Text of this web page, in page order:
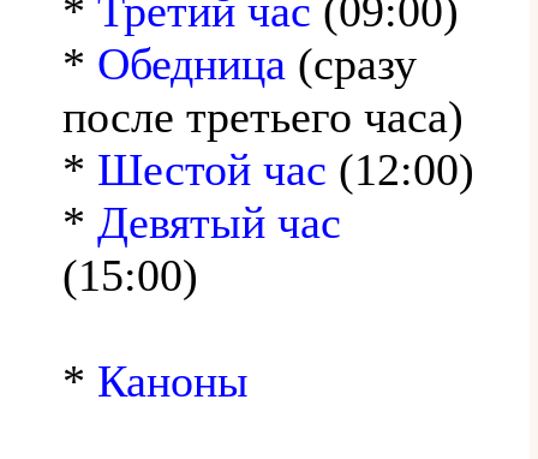
* Третий час (09:00)
* Обедница (сразу
после третьего часа)
* Шестой час (12:00)
* Девятый час
(15:00)
* Каноны